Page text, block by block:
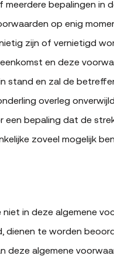
meerdere bepalingen in
op enig
zijn of vernietigd
en deze
stand en zal de
overleg
een bepaling dat de
zoveel mogelijk
niet in deze algemene
dienen te worden
deze algemene